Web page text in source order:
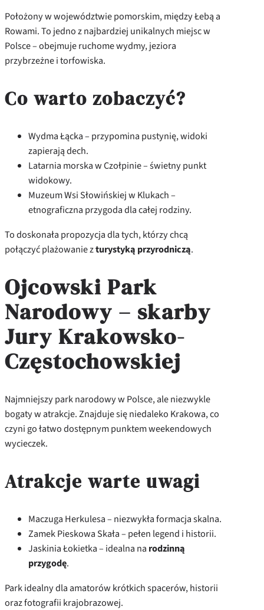
Położony w województwie pomorskim, między Łebą a
Rowami. To jedno z najbardziej unikalnych miejsc w
Polsce – obejmuje ruchome wydmy, jeziora
przybrzeżne i torfowiska.
Co warto zobaczyć?
Wydma Łącka – przypomina pustynię, widoki
zapierają dech.
Latarnia morska w Czołpinie – świetny punkt
widokowy.
Muzeum Wsi Słowińskiej w Klukach –
etnograficzna przygoda dla całej rodziny.
To doskonała propozycja dla tych, którzy chcą
połączyć plażowanie zturystyką przyrodniczą.
Ojcowski Park
Narodowy – skarby
Jury Krakowsko-
Częstochowskiej
Najmniejszy park narodowy w Polsce, ale niezwykle
bogaty w atrakcje. Znajduje się niedaleko Krakowa, co
czyni go łatwo dostępnym punktem weekendowych
wycieczek.
Atrakcje warte uwagi
Maczuga Herkulesa – niezwykła formacja skalna.
Zamek Pieskowa Skała – pełen legend i historii.
Jaskinia Łokietka – idealna na rodzinną
przygodę.
Park idealny dla amatorów krótkich spacerów, historii
oraz fotografii krajobrazowej.